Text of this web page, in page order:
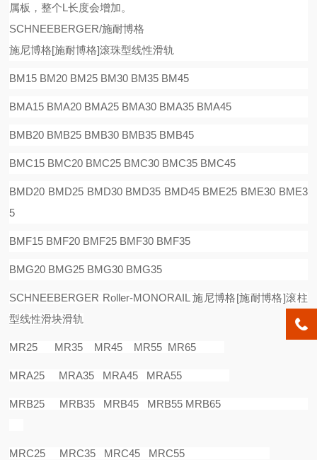
属板，整个L长度会增加。
SCHNEEBERGER/施耐博格
施尼博格[施耐博格]滚珠型线性滑轨
BM15 BM20 BM25 BM30 BM35 BM45
BMA15 BMA20 BMA25 BMA30 BMA35 BMA45
BMB20 BMB25 BMB30 BMB35 BMB45
BMC15 BMC20 BMC25 BMC30 BMC35 BMC45
BMD20 BMD25 BMD30 BMD35 BMD45 BME25 BME30 BME3
5
BMF15 BMF20 BMF25 BMF30 BMF35
BMG20 BMG25 BMG30 BMG35
SCHNEEBERGER Roller-MONORAIL施尼博格[施耐博格]滚柱
型线性滑块滑轨
MR25 MR35 MR45 MR55 MR65
MRA25 MRA35 MRA45 MRA55
MRB25 MRB35 MRB45 MRB55 MRB65
MRC25 MRC35 MRC45 MRC55